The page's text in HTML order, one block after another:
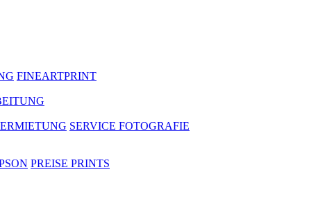
FINEARTPRINT
SERVICE FOTOGRAFIE
PREISE PRINTS